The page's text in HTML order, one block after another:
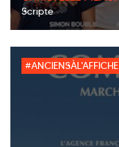
Scripte
#ANCIENSÀL'AFFICHE